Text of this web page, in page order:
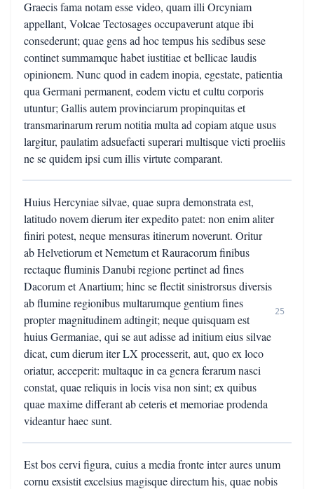
Graecis fama notam esse video, quam illi Orcyniam
appellant, Volcae Tectosages occupaverunt atque ibi
consederunt; quae gens ad hoc tempus his sedibus sese
continet summamque habet iustitiae et bellicae laudis
opinionem. Nunc quod in eadem inopia, egestate, patientia
qua Germani permanent, eodem victu et cultu corporis
utuntur; Gallis autem provinciarum propinquitas et
transmarinarum rerum notitia multa ad copiam atque usus
largitur, paulatim adsuefacti superari multisque victi proeliis
ne se quidem ipsi cum illis virtute comparant.
Huius Hercyniae silvae, quae supra demonstrata est,
latitudo novem dierum iter expedito patet: non enim aliter
finiri potest, neque mensuras itinerum noverunt. Oritur
ab Helvetiorum et Nemetum et Rauracorum finibus
rectaque fluminis Danubi regione pertinet ad fines
Dacorum et Anartium; hinc se flectit sinistrorsus diversis
ab flumine regionibus multarumque gentium fines
propter magnitudinem adtingit; neque quisquam est
huius Germaniae, qui se aut adisse ad initium eius silvae
dicat, cum dierum iter LX processerit, aut, quo ex loco
oriatur, acceperit: multaque in ea genera ferarum nasci
constat, quae reliquis in locis visa non sint; ex quibus
quae maxime differant ab ceteris et memoriae prodenda
videantur haec sunt.
25
Est bos cervi figura, cuius a media fronte inter aures unum
cornu exsistit excelsius magisque directum his, quae nobis